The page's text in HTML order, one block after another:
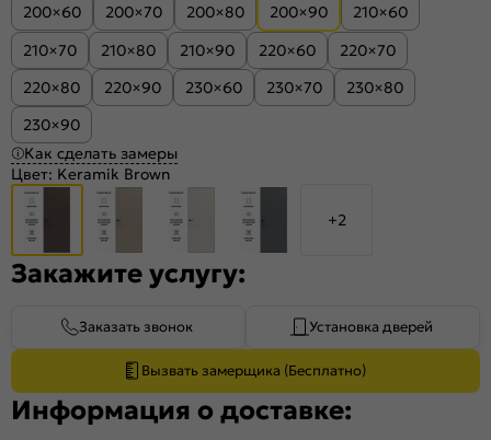
200×60
200×70 200×80 200×90
210×60
210×70
210×80 210×90 220×60
220×70
220×80
220×90 230×60 230×70
230×80
230×90
Как сделать замеры
Цвет: Keramik Brown
+2
Закажите услугу:
Заказать звонок Установка дверей
Вызвать замерщика (Бесплатно)
Информация о доставке: